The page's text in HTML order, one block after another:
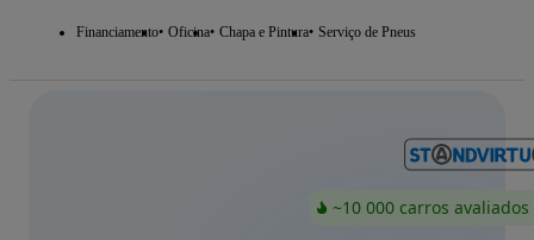
Financiamento Oficina Chapa e Pintura Serviço de Pneus
~10 000 carros